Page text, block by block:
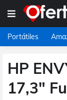
Portátiles
HP
17,3"